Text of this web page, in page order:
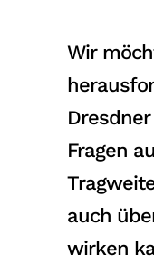
Wir
Fragen
auch
wirken